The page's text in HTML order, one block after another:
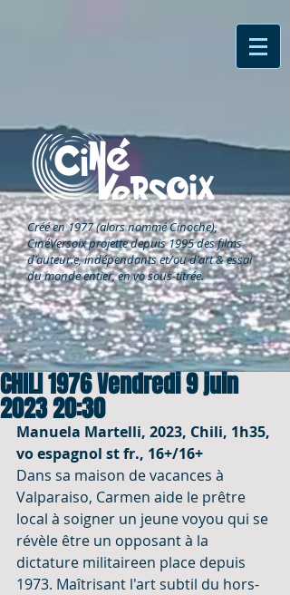
Créé en 1977 (alors nommé Cinoche),
CinéVersoixprojette depuis 1995 des films
d'auteur.e, indépendants et/ou d'art & essai
du monde entier, en vo sous-titrée.
CHILI 1976 Vendredi 9 juin
2023 20:30
Manuela Martelli, 2023, Chili, 1h35,
vo espagnol st fr., 16+/16+
Dans sa maison de vacances à
Valparaiso, Carmen aide le prêtre
local à soigner un jeune voyou qui se
révèle être un opposant à la
dictature militaireen place depuis
1973. Maîtrisant l'art subtil du hors-